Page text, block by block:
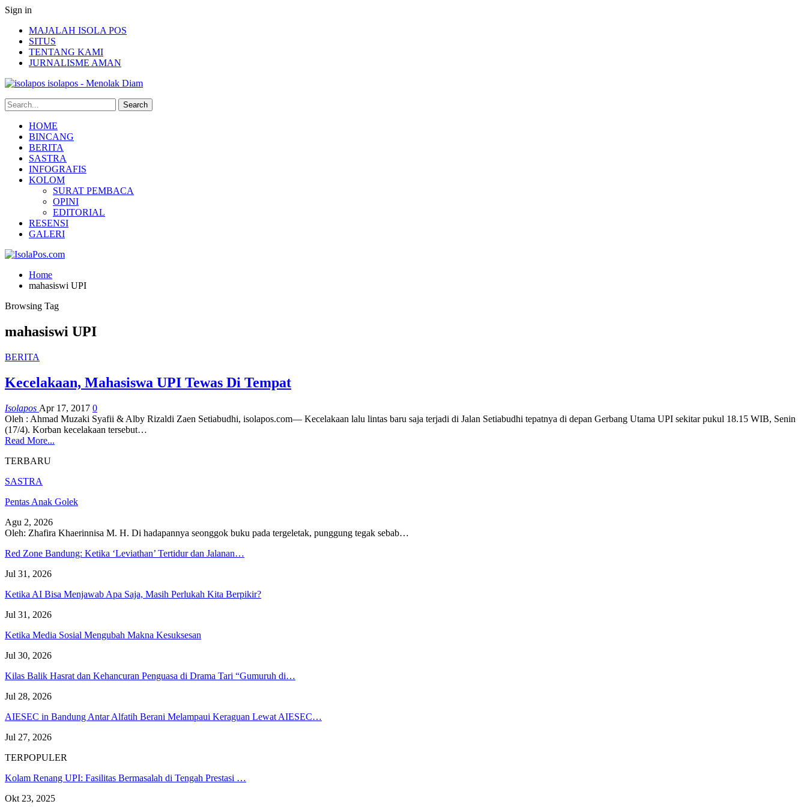
Sign in
MAJALAH ISOLA POS
SITUS
TENTANG KAMI
JURNALISME AMAN
isolapos - Menolak Diam
HOME
BINCANG
BERITA
SASTRA
INFOGRAFIS
KOLOM
SURAT PEMBACA
OPINI
EDITORIAL
RESENSI
GALERI
Home
mahasiswi UPI
Browsing Tag
mahasiswi UPI
BERITA
Kecelakaan, Mahasiswa UPI Tewas Di Tempat
Isolapos Apr 17, 2017 0
Oleh : Ahmad Muzaki Syafii & Alby Rizaldi Zaen Setiabudhi, isolapos.com— Kecelakaan lalu lintas baru saja terjadi di Jalan Setiabudhi tepatnya di depan Gerbang Utama UPI sekitar pukul 18.15 WIB, Senin
(17/4). Korban kecelakaan tersebut…
Read More...
TERBARU
SASTRA
Pentas Anak Golek
Agu 2, 2026
Oleh: Zhafira Khaerinnisa M. H. Di hadapannya seonggok buku pada tergeletak, punggung tegak sebab…
Red Zone Bandung: Ketika ‘Leviathan’ Tertidur dan Jalanan…
Jul 31, 2026
Ketika AI Bisa Menjawab Apa Saja, Masih Perlukah Kita Berpikir?
Jul 31, 2026
Ketika Media Sosial Mengubah Makna Kesuksesan
Jul 30, 2026
Kilas Balik Hasrat dan Kehancuran Penguasa di Drama Tari “Gumuruh di…
Jul 28, 2026
AIESEC in Bandung Antar Alfatih Berani Melampaui Keraguan Lewat AIESEC…
Jul 27, 2026
TERPOPULER
Kolam Renang UPI: Fasilitas Bermasalah di Tengah Prestasi …
Okt 23, 2025